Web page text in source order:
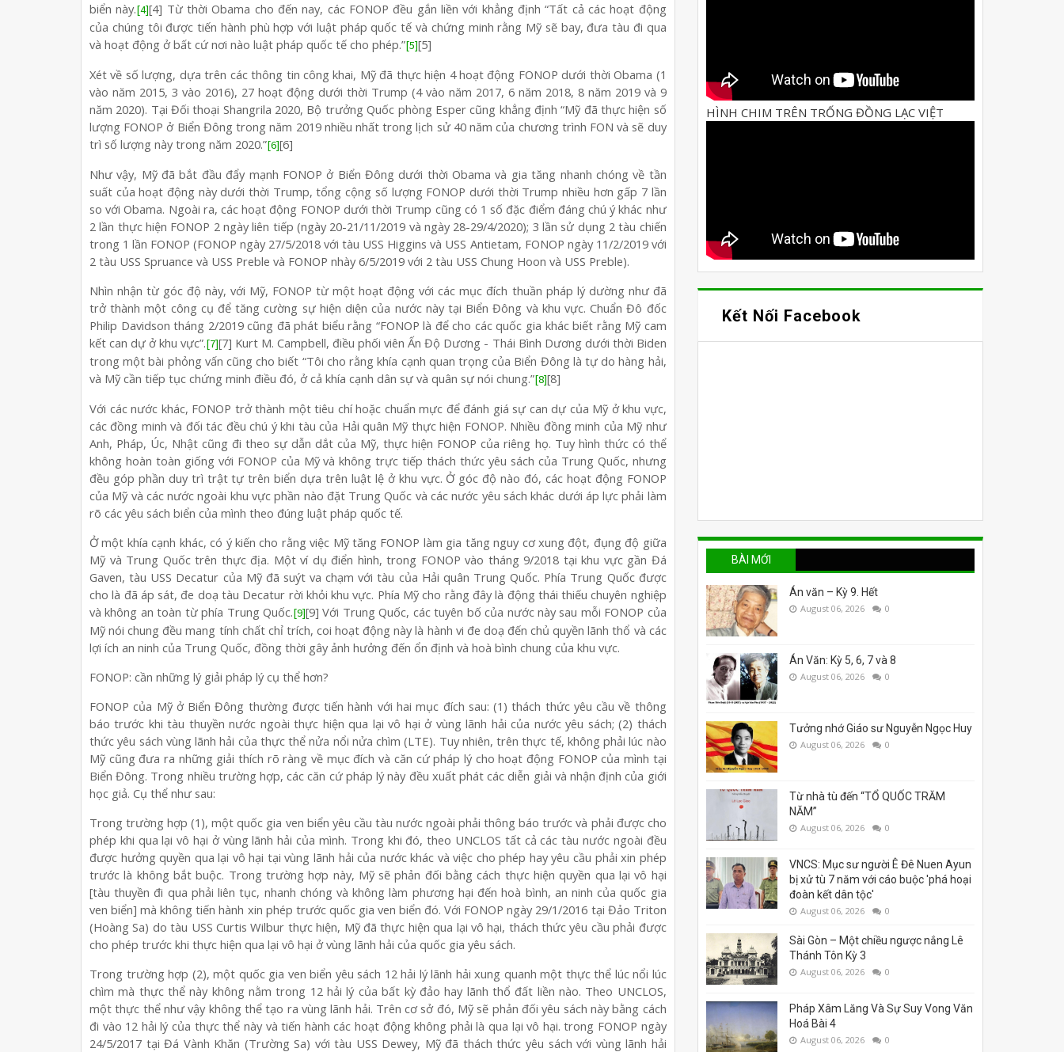
biển này.[4][4] Từ thời Obama cho đến nay, các FONOP đều gắn liền với khẳng định “Tất cả các hoạt động
của chúng tôi được tiến hành phù hợp với luật pháp quốc tế và chứng minh rằng Mỹ sẽ bay, đưa tàu đi qua
và hoạt động ở bất cứ nơi nào luật pháp quốc tế cho phép.”[5][5]
Xét về số lượng, dựa trên các thông tin công khai, Mỹ đã thực hiện 4 hoạt động FONOP dưới thời Obama (1
vào năm 2015, 3 vào 2016), 27 hoạt động dưới thời Trump (4 vào năm 2017, 6 năm 2018, 8 năm 2019 và 9
năm 2020). Tại Đối thoại Shangrila 2020, Bộ trưởng Quốc phòng Esper cũng khẳng định “Mỹ đã thực hiện số
lượng FONOP ở Biển Đông trong năm 2019 nhiều nhất trong lịch sử 40 năm của chương trình FON và sẽ duy
trì số lượng này trong năm 2020.”[6][6]
Như vậy, Mỹ đã bắt đầu đẩy mạnh FONOP ở Biển Đông dưới thời Obama và gia tăng nhanh chóng về tần
suất của hoạt động này dưới thời Trump, tổng cộng số lượng FONOP dưới thời Trump nhiều hơn gấp 7 lần
so với Obama. Ngoài ra, các hoạt động FONOP dưới thời Trump cũng có 1 số đặc điểm đáng chú ý khác như
2 lần thực hiện FONOP 2 ngày liên tiếp (ngày 20-21/11/2019 và ngày 28-29/4/2020); 3 lần sử dụng 2 tàu chiến
trong 1 lần FONOP (FONOP ngày 27/5/2018 với tàu USS Higgins và USS Antietam, FONOP ngày 11/2/2019 với
2 tàu USS Spruance và USS Preble và FONOP nhày 6/5/2019 với 2 tàu USS Chung Hoon và USS Preble).
Nhìn nhận từ góc độ này, với Mỹ, FONOP từ một hoạt động với các mục đích thuần pháp lý dường như đã
trở thành một công cụ để tăng cường sự hiện diện của nước này tại Biển Đông và khu vực. Chuẩn Đô đốc
Philip Davidson tháng 2/2019 cũng đã phát biểu rằng “FONOP là để cho các quốc gia khác biết rằng Mỹ cam
kết can dự ở khu vực”.[7][7] Kurt M. Campbell, điều phối viên Ấn Độ Dương - Thái Bình Dương dưới thời Biden
trong một bài phỏng vấn cũng cho biết “Tôi cho rằng khía cạnh quan trọng của Biển Đông là tự do hàng hải,
và Mỹ cần tiếp tục chứng minh điều đó, ở cả khía cạnh dân sự và quân sự nói chung.”[8][8]
Với các nước khác, FONOP trở thành một tiêu chí hoặc chuẩn mực để đánh giá sự can dự của Mỹ ở khu vực,
các đồng minh và đối tác đều chú ý khi tàu của Hải quân Mỹ thực hiện FONOP. Nhiều đồng minh của Mỹ như
Anh, Pháp, Úc, Nhật cũng đi theo sự dẫn dắt của Mỹ, thực hiện FONOP của riêng họ. Tuy hình thức có thể
không hoàn toàn giống với FONOP của Mỹ và không trực tiếp thách thức yêu sách của Trung Quốc, nhưng
đều góp phần duy trì trật tự trên biển dựa trên luật lệ ở khu vực. Ở góc độ nào đó, các hoạt động FONOP
của Mỹ và các nước ngoài khu vực phần nào đặt Trung Quốc và các nước yêu sách khác dưới áp lực phải làm
rõ các yêu sách biển của mình theo đúng luật pháp quốc tế.
Ở một khía cạnh khác, có ý kiến cho rằng việc Mỹ tăng FONOP làm gia tăng nguy cơ xung đột, đụng độ giữa
Mỹ và Trung Quốc trên thực địa. Một ví dụ điển hình, trong FONOP vào tháng 9/2018 tại khu vực gần Đá
Gaven, tàu USS Decatur của Mỹ đã suýt va chạm với tàu của Hải quân Trung Quốc. Phía Trung Quốc được
cho là đã áp sát, đe doạ tàu Decatur rời khỏi khu vực. Phía Mỹ cho rằng đây là động thái thiếu chuyên nghiệp
và không an toàn từ phía Trung Quốc.[9][9] Với Trung Quốc, các tuyên bố của nước này sau mỗi FONOP của
Mỹ nói chung đều mang tính chất chỉ trích, coi hoạt động này là hành vi đe doạ đến chủ quyền lãnh thổ và các
lợi ích an ninh của Trung Quốc, đồng thời gây ảnh hưởng đến ổn định và hoà bình chung của khu vực.
FONOP: cần những lý giải pháp lý cụ thể hơn?
FONOP của Mỹ ở Biển Đông thường được tiến hành với hai mục đích sau: (1) thách thức yêu cầu về thông
báo trước khi tàu thuyền nước ngoài thực hiện qua lại vô hại ở vùng lãnh hải của nước yêu sách; (2) thách
thức yêu sách vùng lãnh hải của thực thể nửa nổi nửa chìm (LTE). Tuy nhiên, trên thực tế, không phải lúc nào
Mỹ cũng đưa ra những giải thích rõ ràng về mục đích và căn cứ pháp lý cho hoạt động FONOP của mình tại
Biển Đông. Trong nhiều trường hợp, các căn cứ pháp lý này đều xuất phát các diễn giải và nhận định của giới
học giả. Cụ thể như sau:
Trong trường hợp (1), một quốc gia ven biển yêu cầu tàu nước ngoài phải thông báo trước và phải được cho
phép khi qua lại vô hại ở vùng lãnh hải của mình. Trong khi đó, theo UNCLOS tất cả các tàu nước ngoài đều
được hưởng quyền qua lại vô hại tại vùng lãnh hải của nước khác và việc cho phép hay yêu cầu phải xin phép
trước là không bắt buộc. Trong trường hợp này, Mỹ sẽ phản đối bằng cách thực hiện quyền qua lại vô hại
[tàu thuyền đi qua phải liên tục, nhanh chóng và không làm phương hại đến hoà bình, an ninh của quốc gia
ven biển] mà không tiến hành xin phép trước quốc gia ven biển đó. Với FONOP ngày 29/1/2016 tại Đảo Triton
(Hoàng Sa) do tàu USS Curtis Wilbur thực hiện, Mỹ đã thực hiện qua lại vô hại, thách thức yêu cầu phải được
cho phép trước khi thực hiện qua lại vô hại ở vùng lãnh hải của quốc gia yêu sách.
Trong trường hợp (2), một quốc gia ven biển yêu sách 12 hải lý lãnh hải xung quanh một thực thể lúc nổi lúc
chìm mà thực thể này không nằm trong 12 hải lý của bất kỳ đảo hay lãnh thổ đất liền nào. Theo UNCLOS,
một thực thể như vậy không thể tạo ra vùng lãnh hải. Trên cơ sở đó, Mỹ sẽ phản đối yêu sách này bằng cách
đi vào 12 hải lý của thực thể này và tiến hành các hoạt động không phải là qua lại vô hại. trong FONOP ngày
24/5/2017 tại Đá Vành Khăn (Trường Sa) với tàu USS Dewey, Mỹ đã thách thức yêu sách với vùng lãnh hải
HÌNH CHIM TRÊN TRỐNG ĐỒNG LẠC VIỆT
Kết Nối Facebook
BÀI MỚI
Án văn – Kỳ 9. Hết
August 06, 2026 0
Án Văn: Kỳ 5, 6, 7 và 8
August 06, 2026 0
Tưởng nhớ Giáo sư Nguyễn Ngọc Huy
August 06, 2026 0
Từ nhà tù đến “TỔ QUỐC TRĂM
NĂM”
August 06, 2026 0
VNCS: Mục sư người Ê Đê Nuen Ayun
bị xử tù 7 năm với cáo buộc 'phá hoại
đoàn kết dân tộc'
August 06, 2026 0
Sài Gòn – Một chiều ngược nắng Lê
Thánh Tôn Kỳ 3
August 06, 2026 0
Pháp Xâm Lăng Và Sự Suy Vong Văn
Hoá Bài 4
August 06, 2026 0